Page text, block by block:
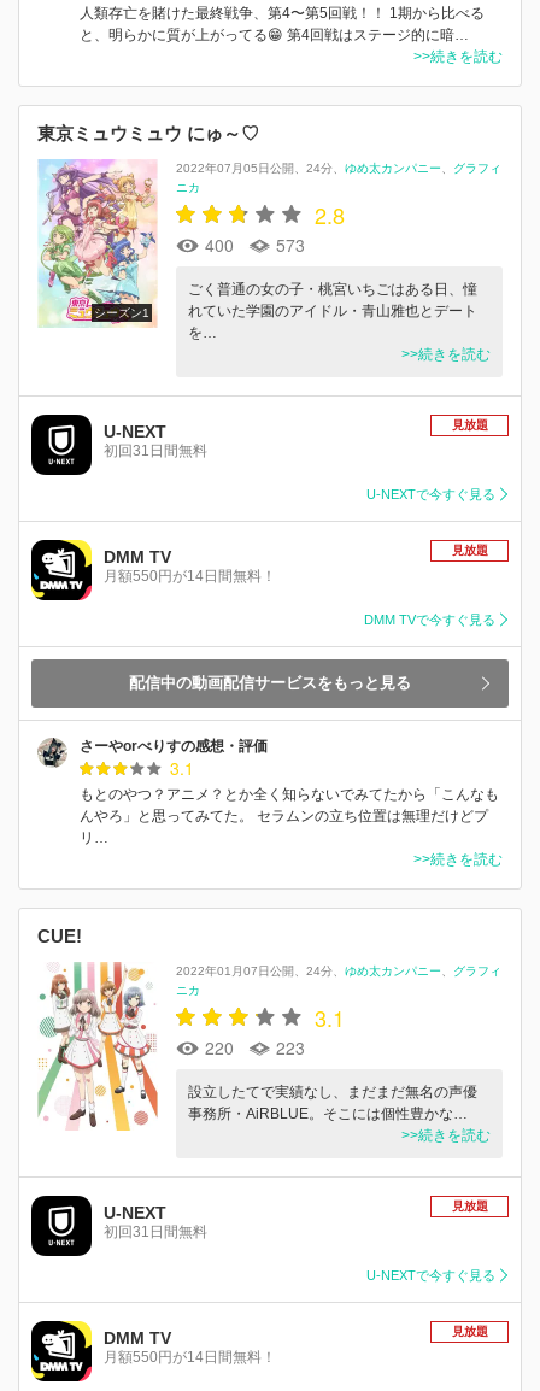
人類存亡を賭けた最終戦争、第4〜第5回戦！！ 1期から比べる
と、明らかに質が上がってる😁 第4回戦はステージ的に暗…
>>続きを読む
東京ミュウミュウ にゅ～♡
シーズン1
2022年07月05日公開 24分 ゆめ太カンパニー
グラフィ
ニカ
2.8
400 573
ごく普通の女の子・桃宮いちごはある日、憧
れていた学園のアイドル・青山雅也とデート
を…
>>続きを読む
U-NEXT
初回31日間無料
見放題
U-NEXTで今すぐ見る
DMM TV
月額550円が14日間無料！
見放題
DMM TVで今すぐ見る
配信中の動画配信サービスをもっと見る
さーやorべりすの感想・評価
3.1
もとのやつ？アニメ？とか全く知らないでみてたから「こんなも
んやろ」と思ってみてた。 セラムンの立ち位置は無理だけどプ
リ…
>>続きを読む
CUE!
2022年01月07日公開 24分 ゆめ太カンパニー
グラフィ
ニカ
3.1
220 223
設立したてで実績なし、まだまだ無名の声優
事務所・AiRBLUE。そこには個性豊かな…
>>続きを読む
U-NEXT
初回31日間無料
見放題
U-NEXTで今すぐ見る
DMM TV
月額550円が14日間無料！
見放題